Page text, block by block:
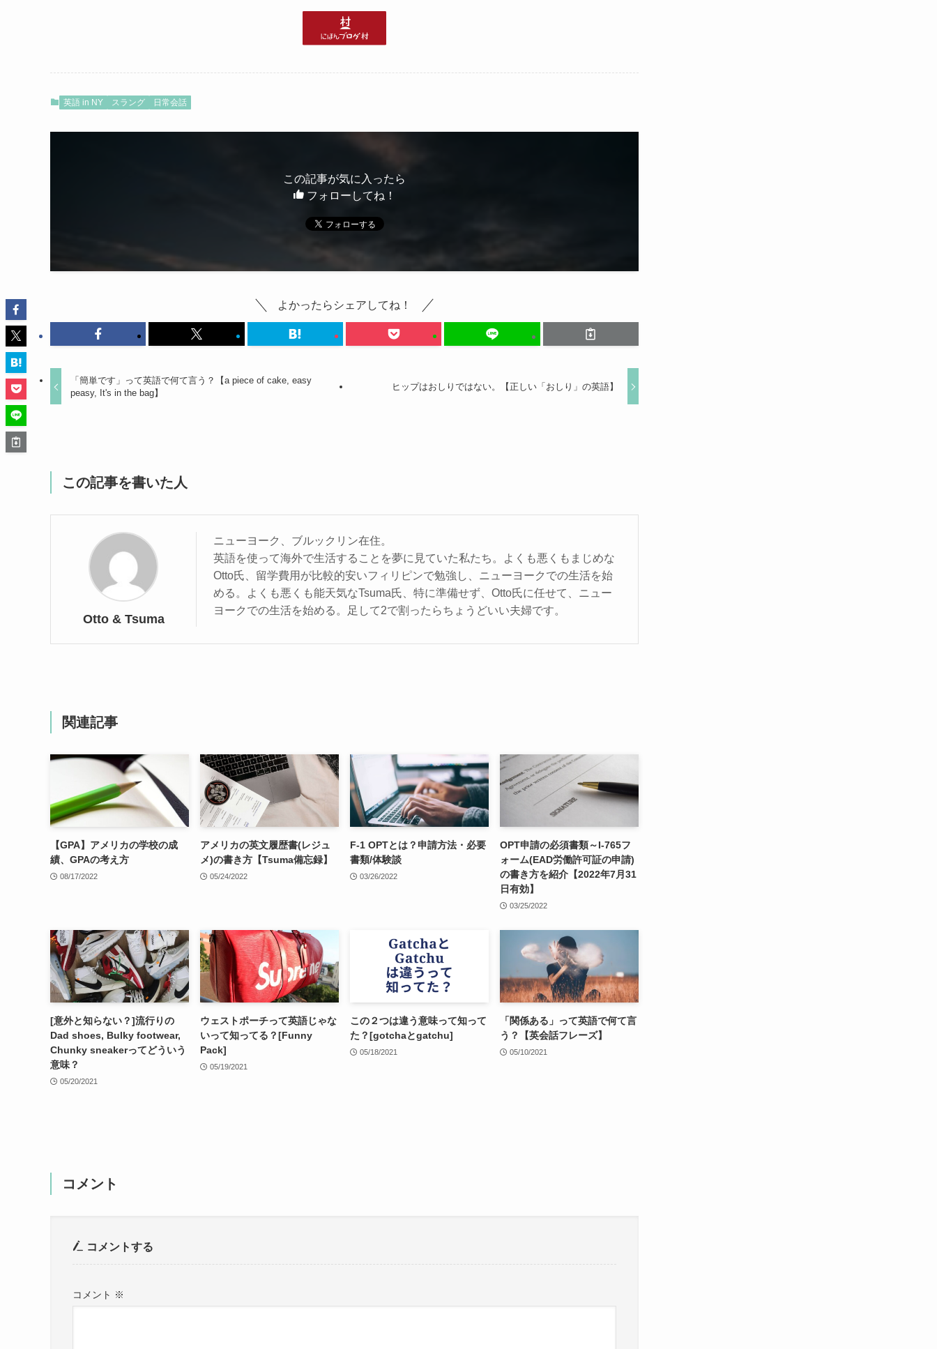
英語 in NY スラング 日常会話
この記事が気に入ったら
フォローしてね！
よかったらシェアしてね！
「簡単です」って英語で何て言う？【a piece of cake, easy
peasy, It's in the bag】
ヒップはおしりではない。【正しい「おしり」の英語】
この記事を書いた人
Otto & Tsuma
ニューヨーク、ブルックリン在住。
英語を使って海外で生活することを夢に見ていた私たち。よくも悪くもまじめな
Otto氏、留学費用が比較的安いフィリピンで勉強し、ニューヨークでの生活を始
める。よくも悪くも能天気なTsuma氏、特に準備せず、Otto氏に任せて、ニュー
ヨークでの生活を始める。足して2で割ったらちょうどいい夫婦です。
関連記事
【GPA】アメリカの学校の成
績、GPAの考え方
08/17/2022
アメリカの英文履歴書(レジュ
メ)の書き方【Tsuma備忘録】
05/24/2022
F-1 OPTとは？申請方法・必要
書類/体験談
03/26/2022
OPT申請の必須書類～I-765フ
ォーム(EAD労働許可証の申請)
の書き方を紹介【2022年7月31
日有効】
03/25/2022
[意外と知らない？]流行りの
Dad shoes, Bulky footwear,
Chunky sneakerってどういう
意味？
05/20/2021
ウェストポーチって英語じゃな
いって知ってる？[Funny
Pack]
05/19/2021
この２つは違う意味って知って
た？[gotchaとgatchu]
05/18/2021
「関係ある」って英語で何て言
う？【英会話フレーズ】
05/10/2021
コメント
コメントする
コメント ※